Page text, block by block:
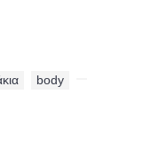
body